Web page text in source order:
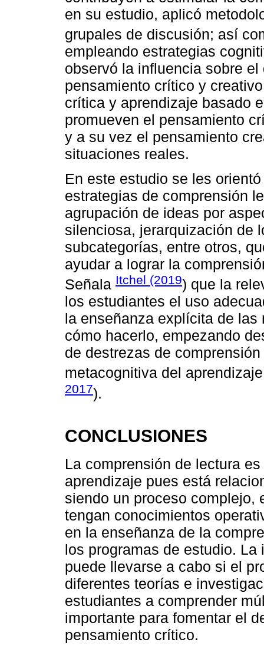
en su estudio, aplicó
grupales de discusión; así
empleando estrategias
observó la influencia sobre
pensamiento crítico y
crítica y aprendizaje basado
promueven el pensamiento
y a su vez el pensamiento
situaciones reales.
En este estudio se les
estrategias de comprensión
agrupación de ideas por
silenciosa, jerarquización de
subcategorías, entre otros,
ayudar a lograr la
Señala Itchel (2019) que la
los estudiantes el uso
la enseñanza explícita de
cómo hacerlo, empezando
de destrezas de
metacognitiva del
2017).
CONCLUSIONES
La comprensión de lectura
aprendizaje pues está
siendo un proceso complejo,
tengan conocimientos
en la enseñanza de la
los programas de estudio.
puede llevarse a cabo si el
diferentes teorías e
estudiantes a comprender
importante para fomentar el
pensamiento crítico.